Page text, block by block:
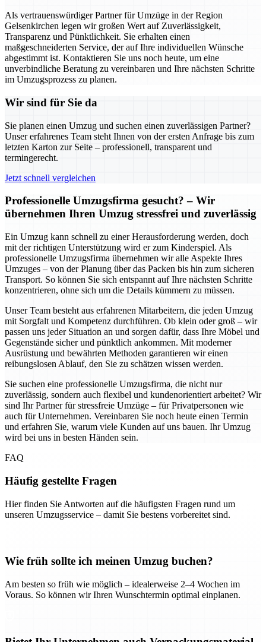
Als vertrauenswürdiger Partner für Umzüge in der Region
Gelsenkirchen legen wir großen Wert auf Zuverlässigkeit,
Transparenz und Pünktlichkeit. Sie erhalten einen
maßgeschneiderten Service, der auf Ihre individuellen Wünsche
abgestimmt ist. Kontaktieren Sie uns noch heute, um eine
unverbindliche Beratung zu vereinbaren und Ihre nächsten Schritte
im Umzugsprozess zu planen.
Wir sind für Sie da
Sie planen einen Umzug und suchen einen zuverlässigen Partner?
Unser erfahrenes Team steht Ihnen von der ersten Anfrage bis zum
letzten Karton zur Seite – professionell, transparent und
termingerecht.
Jetzt schnell vergleichen
Professionelle Umzugsfirma gesucht? – Wir
übernehmen Ihren Umzug stressfrei und zuverlässig
Ein Umzug kann schnell zu einer Herausforderung werden, doch
mit der richtigen Unterstützung wird er zum Kinderspiel. Als
professionelle Umzugsfirma übernehmen wir alle Aspekte Ihres
Umzuges – von der Planung über das Packen bis hin zum sicheren
Transport. So können Sie sich entspannt auf Ihre nächsten Schritte
konzentrieren, ohne sich um die Details kümmern zu müssen.
Unser Team besteht aus erfahrenen Mitarbeitern, die jeden Umzug
mit Sorgfalt und Kompetenz durchführen. Ob klein oder groß – wir
passen uns jeder Situation an und sorgen dafür, dass Ihre Möbel und
Gegenstände sicher und pünktlich ankommen. Mit moderner
Ausrüstung und bewährten Methoden garantieren wir einen
reibungslosen Ablauf, den Sie zu schätzen wissen werden.
Sie suchen eine professionelle Umzugsfirma, die nicht nur
zuverlässig, sondern auch flexibel und kundenorientiert arbeitet? Wir
sind Ihr Partner für stressfreie Umzüge – für Privatpersonen wie
auch für Unternehmen. Vereinbaren Sie noch heute einen Termin
und erfahren Sie, warum viele Kunden auf uns bauen. Ihr Umzug
wird bei uns in besten Händen sein.
FAQ
Häufig gestellte Fragen
Hier finden Sie Antworten auf die häufigsten Fragen rund um
unseren Umzugsservice – damit Sie bestens vorbereitet sind.
Wie früh sollte ich meinen Umzug buchen?
Am besten so früh wie möglich – idealerweise 2–4 Wochen im
Voraus. So können wir Ihren Wunschtermin optimal einplanen.